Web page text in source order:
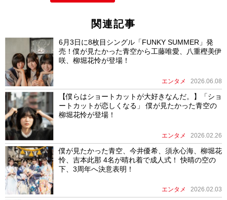
関連記事
6月3日に8枚目シングル「FUNKY SUMMER」発
売！僕が見たかった青空から工藤唯愛、八重樫美伊
咲、柳堀花怜が登場！
エンタメ 2026.06.08
【僕らはショートカットが大好きなんだ。】「ショ
ートカットが恋しくなる」 僕が見たかった青空の
柳堀花怜が登場！
エンタメ 2026.02.26
僕が見たかった青空、今井優希、須永心海、柳堀花
怜、吉本此那 4名が晴れ着で成人式！ 快晴の空の
下、3周年へ決意表明！
エンタメ 2026.02.03